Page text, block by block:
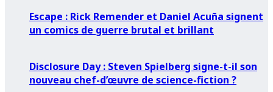
Escape : Rick Remender et Daniel Acuña signent
un comics de guerre brutal et brillant
Disclosure Day : Steven Spielberg signe-t-il son
nouveau chef-d’œuvre de science-fiction ?